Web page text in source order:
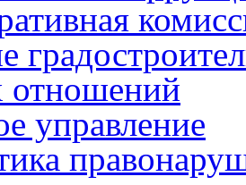
отношений
управление